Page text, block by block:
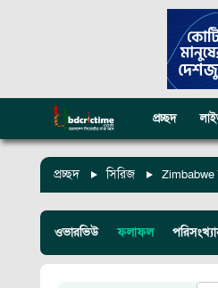
প্রচ্ছদ
প্রচ্ছদ সিরিজ Zimbabwe
ওভারভিউ ফলাফল